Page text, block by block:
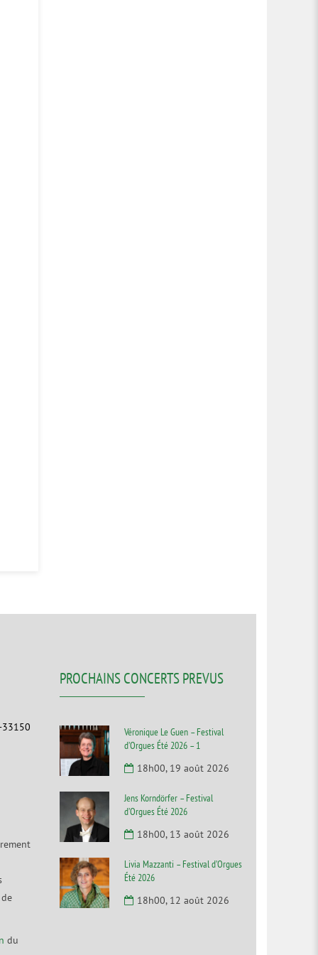
33150
du
PROCHAINS CONCERTS PREVUS
Véronique Le Guen – Festival
d’Orgues Été 2026 – 1
18h00, 19 août 2026
Jens Korndörfer – Festival
d’Orgues Été 2026
18h00, 13 août 2026
Livia Mazzanti – Festival d’Orgues
Été 2026
18h00, 12 août 2026